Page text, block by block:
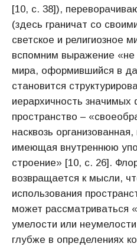
[10, с. 38]),
(здесь граничат со
светское и религиозное
вспомним выражение
мира, оформившийся в
становится
иерархичность
пространство –
насквозь
имеющая внутреннюю
строение» [10, с. 26].
возвращается к мысли,
использования
может рассматриваться
умелости или
глубже в определениях